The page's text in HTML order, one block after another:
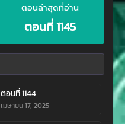
ตอนล่าสุดที่อ่าน
ตอนที่ 1145
ตอนที่ 1144
เมษายน 17, 2025